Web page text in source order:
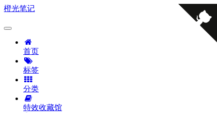
橙光笔记
首页
标签
分类
特效收藏馆